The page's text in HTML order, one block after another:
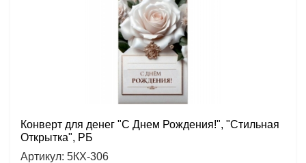
Конверт для денег "С Днем Рождения!", "Стильная
Открытка", РБ
Артикул: 5КХ-306